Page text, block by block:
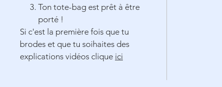
Ton tote-bag est prêt à être
porté !
Si c'est la première fois que tu
brodes et que tu soihaites des
explications vidéos clique ici